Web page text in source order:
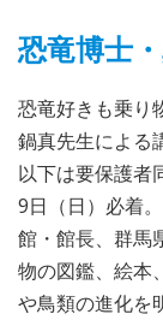
恐竜博士
恐竜好きも乗り
鍋真先生による
以下は要保護者
9日（日）必着
館・館長、群馬
物の図鑑、絵本
や鳥類の進化を